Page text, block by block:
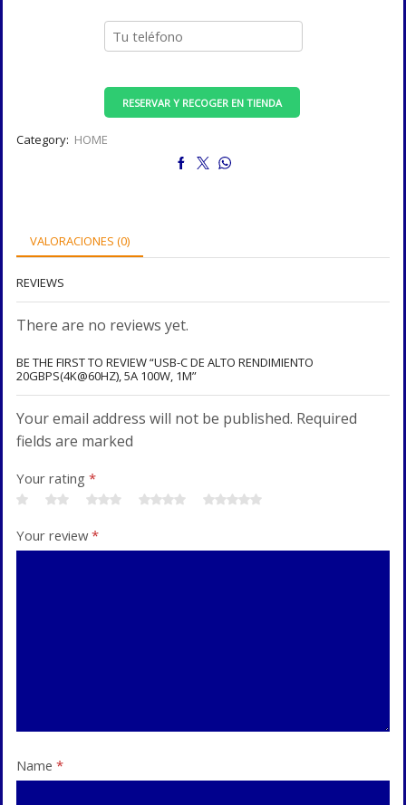
RESERVAR Y RECOGER EN TIENDA
Category: HOME
VALORACIONES (0)
REVIEWS
There are no reviews yet.
BE THE FIRST TO REVIEW “USB-C DE ALTO RENDIMIENTO
20GBPS(4K@60HZ), 5A 100W, 1M”
Your email address will not be published. Required
fields are marked
Your rating *
Your review*
Name *